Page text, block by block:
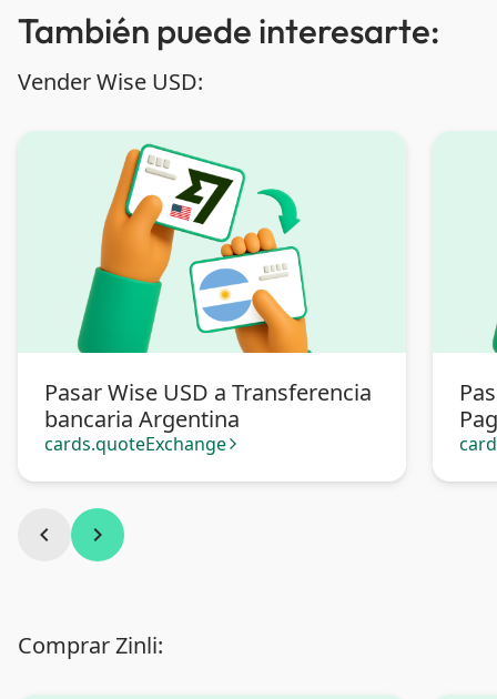
También puede interesarte:
Vender Wise USD:
Pasar Wise USD a Transferencia
bancaria Argentina
cards.quoteExchange arrow_forward_ios
chevron_left chevron_right
Comprar Zinli: